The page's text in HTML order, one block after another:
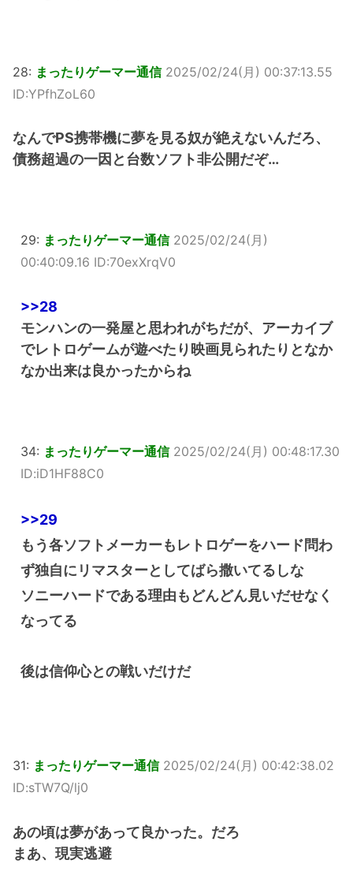
28: まったりゲーマー通信 2025/02/24(月) 00:37:13.55
ID:YPfhZoL60
なんでPS携帯機に夢を見る奴が絶えないんだろ、
債務超過の一因と台数ソフト非公開だぞ…
29: まったりゲーマー通信 2025/02/24(月)
00:40:09.16 ID:70exXrqV0
>>28
モンハンの一発屋と思われがちだが、アーカイブ
でレトロゲームが遊べたり映画見られたりとなか
なか出来は良かったからね
34: まったりゲーマー通信 2025/02/24(月) 00:48:17.30
ID:iD1HF88C0
>>29
もう各ソフトメーカーもレトロゲーをハード問わ
ず独自にリマスターとしてばら撒いてるしな
ソニーハードである理由もどんどん見いだせなく
なってる
後は信仰心との戦いだけだ
31: まったりゲーマー通信 2025/02/24(月) 00:42:38.02
ID:sTW7Q/lj0
あの頃は夢があって良かった。だろ
まあ、現実逃避